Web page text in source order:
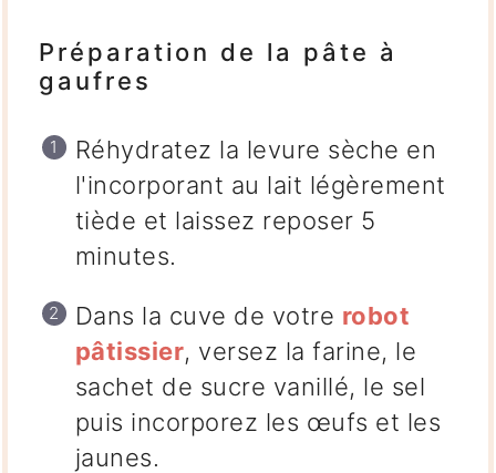
Préparation de la pâte à
gaufres
Réhydratez la levure sèche en
l'incorporant au lait légèrement
tiède et laissez reposer 5
minutes.
Dans la cuve de votre robot
pâtissier, versez la farine, le
sachet de sucre vanillé, le sel
puis incorporez les œufs et les
jaunes.